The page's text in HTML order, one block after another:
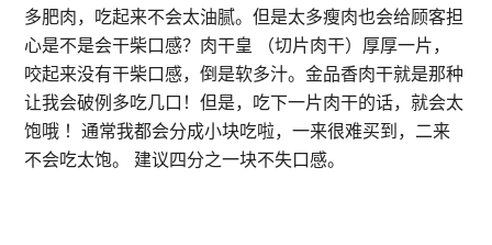
多肥肉，吃起来不会太油腻。但是太多瘦肉也会给顾客担
心是不是会干柴口感？肉干皇 （切片肉干）厚厚一片，
咬起来没有干柴口感，倒是软多汁。金品香肉干就是那种
让我会破例多吃几口！但是，吃下一片肉干的话，就会太
饱哦 ！通常我都会分成小块吃啦，一来很难买到，二来
不会吃太饱。 建议四分之一块不失口感。